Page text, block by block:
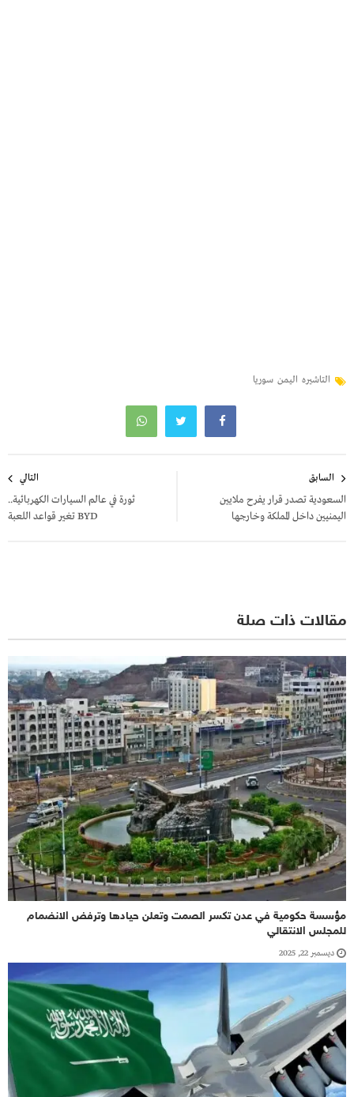
التاشيره اليمن سوريا
المقالات
السابق
السعودية تصدر قرار يفرح ملايين
اليمنيين داخل المملكة وخارجها
التالي
ثورة في عالم السيارات الكهربائية..
BYD تغير قواعد اللعبة
مقالات ذات صلة
مؤسسة حكومية في عدن تكسر الصمت وتعلن حيادها وترفض الانضمام
للمجلس الانتقالي
ديسمبر 22, 2025